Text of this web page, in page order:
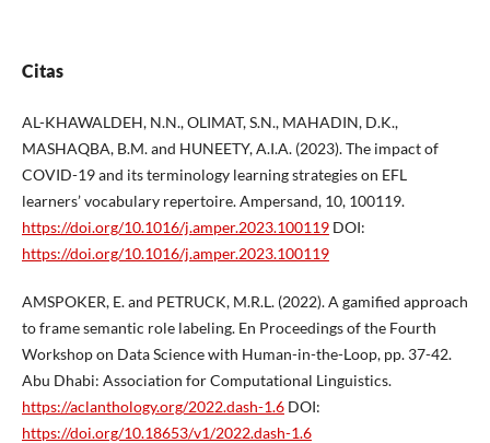
Citas
AL-KHAWALDEH, N.N., OLIMAT, S.N., MAHADIN, D.K.,
MASHAQBA, B.M. and HUNEETY, A.I.A. (2023). The impact of
COVID-19 and its terminology learning strategies on EFL
learners’ vocabulary repertoire. Ampersand, 10, 100119.
https://doi.org/10.1016/j.amper.2023.100119DOI:
https://doi.org/10.1016/j.amper.2023.100119
AMSPOKER, E. and PETRUCK, M.R.L. (2022). A gamified approach
to frame semantic role labeling. En Proceedings of the Fourth
Workshop on Data Science with Human-in-the-Loop, pp. 37-42.
Abu Dhabi: Association for Computational Linguistics.
https://aclanthology.org/2022.dash-1.6DOI:
https://doi.org/10.18653/v1/2022.dash-1.6